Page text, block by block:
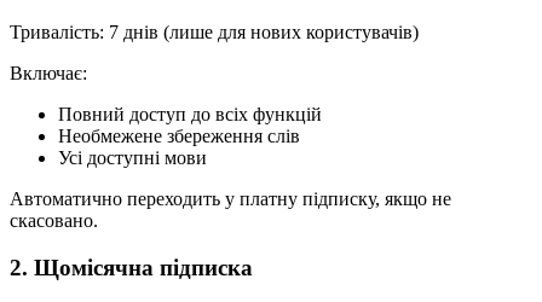
Тривалість: 7 днів (лише для нових користувачів)
Включає:
Повний доступ до всіх функцій
Необмежене збереження слів
Усі доступні мови
Автоматично переходить у платну підписку, якщо не
скасовано.
2. Щомісячна підписка